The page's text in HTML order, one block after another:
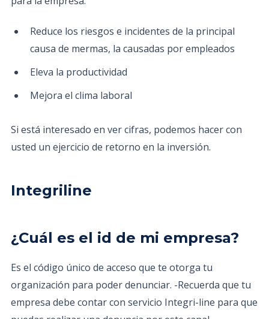
Reduce los riesgos e incidentes de la principal
causa de mermas, la causadas por empleados
Eleva la productividad
Mejora el clima laboral
Si está interesado en ver cifras, podemos hacer con
usted un ejercicio de retorno en la inversión.
Integriline
¿Cuál es el id de mi empresa?
Es el código único de acceso que te otorga tu
organización para poder denunciar. -Recuerda que tu
empresa debe contar con servicio Integri-line para que